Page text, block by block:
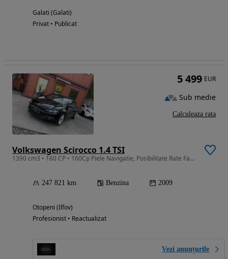
Galati (Galati)
Privat • Publicat
Volkswagen Scirocco 1.4 TSI
1390 cm3 • 160 CP • 160Cp Piele Navigatie, Posibilitate Rate Fara Avans, Schimburi Auto
247 821 km Benzina 2009
Otopeni (Ilfov)
Profesionist • Reactualizat
Vezi anunțurile
5 499 EUR
Sub medie
Calculeaza rata